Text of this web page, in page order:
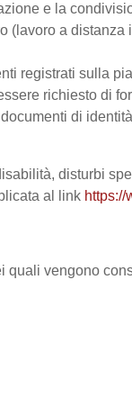
e la
(lavoro a
registrati sulla
richiesto di
di
disturbi
al link
vengono